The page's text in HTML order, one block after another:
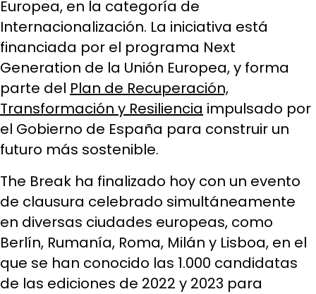
Europea, en la categoría de
Internacionalización. La iniciativa está
financiada por el programa Next
Generation de la Unión Europea, y forma
parte del Plan de Recuperación,
Transformación y Resiliencia impulsado por
el Gobierno de España para construir un
futuro más sostenible.
The Break ha finalizado hoy con un evento
de clausura celebrado simultáneamente
en diversas ciudades europeas, como
Berlín, Rumanía, Roma, Milán y Lisboa, en el
que se han conocido las 1.000 candidatas
de las ediciones de 2022 y 2023 para